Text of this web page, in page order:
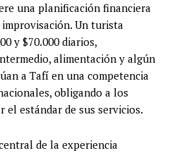
una planificación financiera
Un turista
y $70.000 diarios,
alimentación y algún
a Tafí en una competencia
obligando a los
el estándar de sus servicios.
de la experiencia